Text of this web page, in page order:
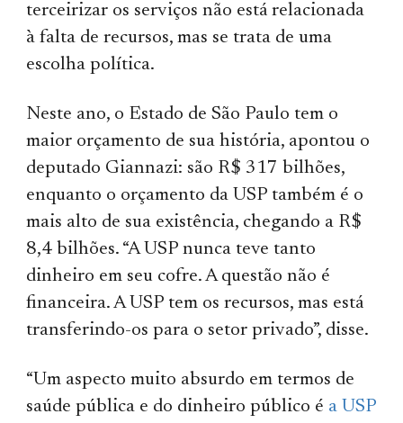
terceirizar os serviços não está relacionada
à falta de recursos, mas se trata de uma
escolha política.
Neste ano, o Estado de São Paulo tem o
maior orçamento de sua história, apontou o
deputado Giannazi: são R$ 317 bilhões,
enquanto o orçamento da USP também é o
mais alto de sua existência, chegando a R$
8,4 bilhões. “A USP nunca teve tanto
dinheiro em seu cofre. A questão não é
financeira. A USP tem os recursos, mas está
transferindo-os para o setor privado”, disse.
“Um aspecto muito absurdo em termos de
saúde pública e do dinheiro público é a USP